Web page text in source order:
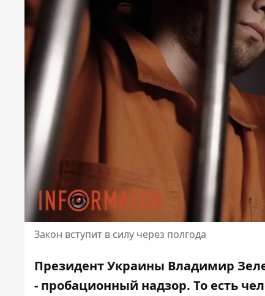
Закон вступит в силу через полгода
Президент Украины Владимир
- пробационный надзор. То есть